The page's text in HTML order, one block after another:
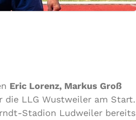
Eric Lorenz, Markus Groß
die LLG Wustweiler am Start.
Stadion Ludweiler bereits